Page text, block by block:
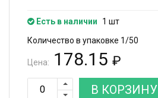
Есть в наличии
1 шт
Количество в упаковке 1/50
Цена: 178.15 ₽
В КОРЗИНУ